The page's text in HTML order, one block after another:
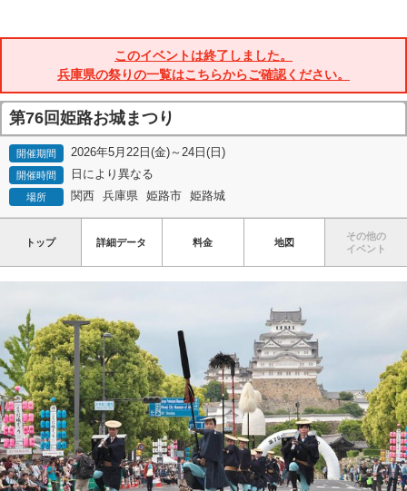
このイベントは終了しました。
兵庫県の祭りの一覧はこちらからご確認ください。
第76回姫路お城まつり
開催期間 2026年5月22日(金)～24日(日)
開催時間 日により異なる
場所 関西 兵庫県 姫路市 姫路城
トップ 詳細データ 料金 地図
その他の
イベント